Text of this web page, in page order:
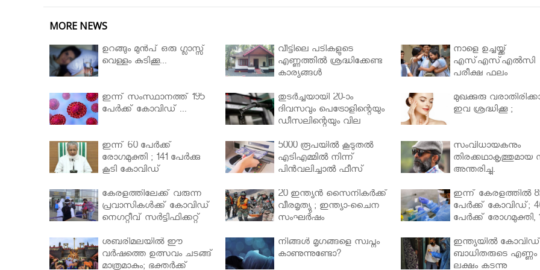
MORE NEWS
ഉറങ്ങും മുന്‍പ് ഒരു ഗ്ലാസ്സ്
വെള്ളം കുടിക്കൂ...
വീട്ടിലെ പടികളുടെ
എണ്ണത്തിൽ ശ്രദ്ധിക്കേണ്ട
കാര്യങ്ങൾ
നാളെ ഉച്ചയ്ക്ക്
എസ്എസ്എല്‍സി
പരീക്ഷ ഫലം
ഇന്ന് സംസ്ഥാനത്ത് 195
പേര്‍ക്ക് കോവിഡ് ...
തുടർച്ചയായി 20-ാം
ദിവസവും പെട്രോളിന്റെയും
ഡീസലിന്റെയും വില
മുഖക്കുരു
ഇവ ശ്രദ്ധിക്കൂ ;
ഇന്ന് 60 പേർക്ക്
രോഗമുക്തി ; 141 പേര്‍ക്കു
കൂടി കോവിഡ്
5000 രൂപയിൽ കൂടുതൽ
എടിഎമ്മിൽ നിന്ന്
പിൻവലിച്ചാൽ ഫീസ്
സംവിധായകനും
തിരക്കഥാകൃത്തുമായ
അന്തരിച്ചു.
കേരളത്തിലേക്ക് വരുന്ന
പ്രവാസികള്‍ക്ക് കോവിഡ്
നെഗറ്റീവ് സര്‍ട്ടിഫിക്കറ്റ്
മന്ത്രിസഭ
20 ഇന്ത്യൻ സൈനികർക്ക്
വീരമൃത്യു ; ഇന്ത്യാ-ചൈന
സംഘർഷം
ഇന്ന് കേരളത്തിൽ
പേർക്ക് കോവിഡ്;
പേർക്ക് രോഗമുക്തി,
ശബരിമലയില്‍ ഈ
വർഷത്തെ ഉത്സവം ചടങ്ങ്
നിങ്ങള്‍ മൃഗങ്ങളെ സ്വപ്നം
കാണുന്നുണ്ടോ?
ഇന്ത്യയിൽ കോവിഡ്
ബാധിതരുടെ എണ്ണം